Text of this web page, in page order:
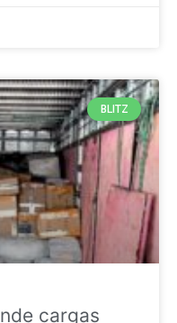
BLITZ
cargas